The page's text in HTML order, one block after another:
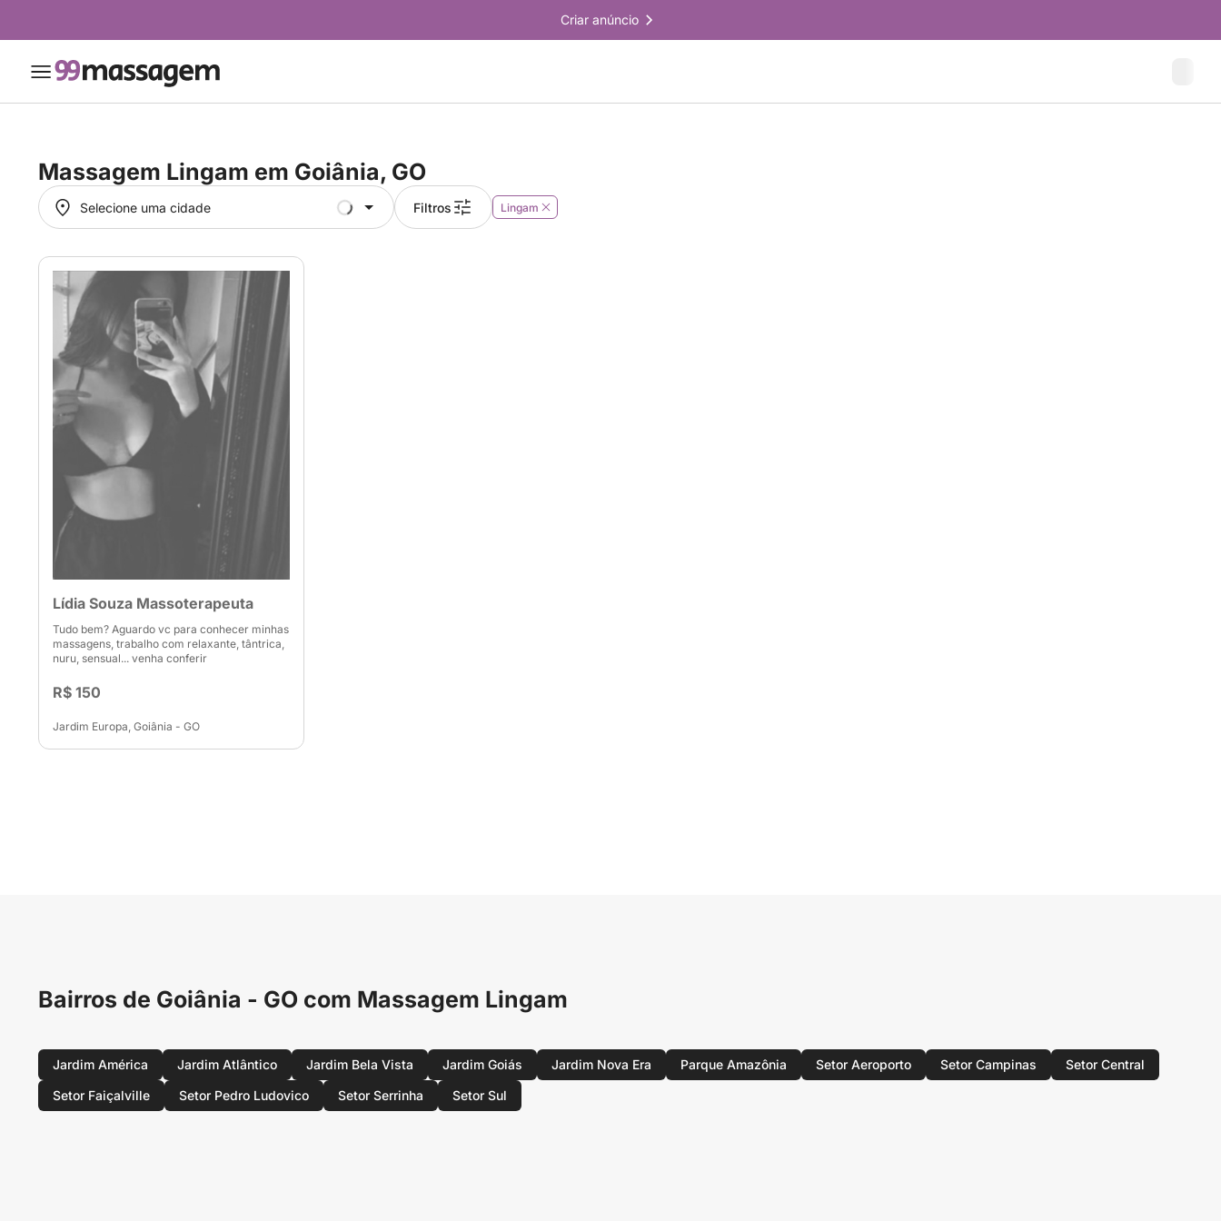
Criar anúncio
Massagem Lingam em Goiânia, GO
Selecione uma cidade
Selecione uma cidade Filtros Lingam
Lídia Souza Massoterapeuta
Tudo bem? Aguardo vc para conhecer minhas
massagens, trabalho com relaxante, tântrica,
nuru, sensual... venha conferir
R$ 150
Jardim Europa, Goiânia - GO
Bairros de Goiânia - GO com Massagem Lingam
Jardim América Jardim Atlântico Jardim Bela Vista Jardim Goiás Jardim Nova Era Parque Amazônia Setor Aeroporto Setor Campinas
Setor Central
Setor Faiçalville
Setor Pedro Ludovico Setor Serrinha Setor Sul